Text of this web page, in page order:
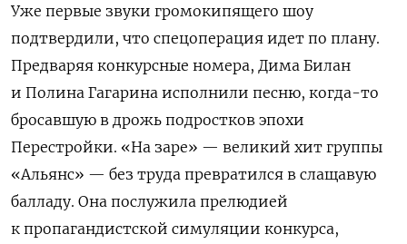
Уже первые звуки громокипящего шоу
подтвердили, что спецоперация идет по плану.
Предваряя конкурсные номера, Дима Билан
и Полина Гагарина исполнили песню, когда-то
бросавшую в дрожь подростков эпохи
Перестройки. «На заре» — великий хит группы
«Альянс» — без труда превратился в слащавую
балладу. Она послужила прелюдией
к пропагандистской симуляции конкурса,